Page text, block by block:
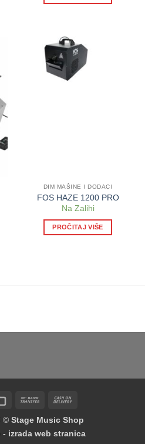
DIM MAŠINE I DODACI
FOS HAZE 1200 PRO
Na Zalihi
PROČITAJ VIŠE
Credit
Bank
Delivery
© Stage Music Shop
- izrada web stranica